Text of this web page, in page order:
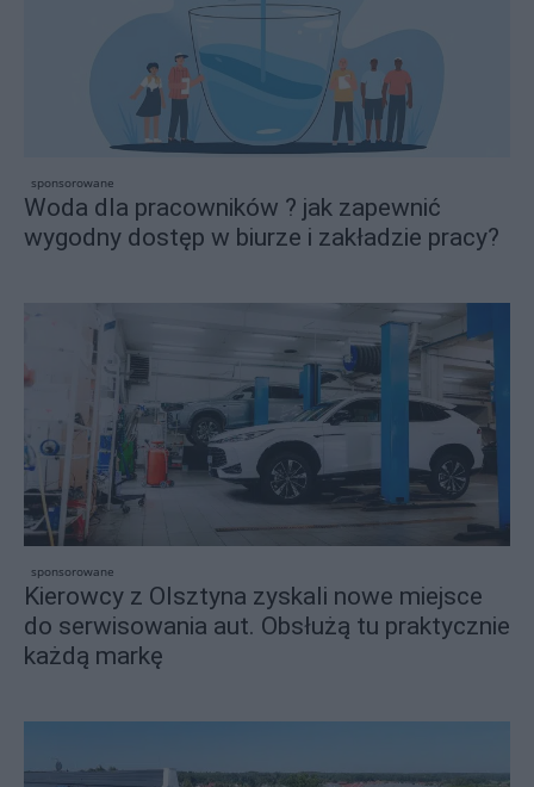
sponsorowane
Woda dla pracowników ? jak zapewnić
wygodny dostęp w biurze i zakładzie pracy?
sponsorowane
Kierowcy z Olsztyna zyskali nowe miejsce
do serwisowania aut. Obsłużą tu praktycznie
każdą markę